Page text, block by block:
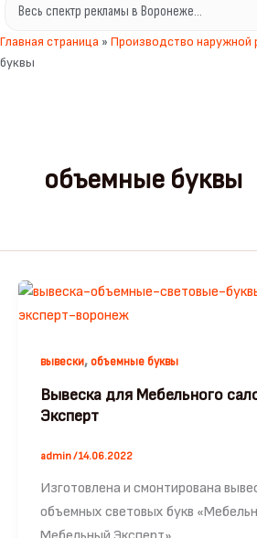
Главная страница » Производство наружной
буквы
объемные буквы
вывески, объемные буквы
Вывеска для Мебельного
Эксперт
admin/14.06.2022
Изготовлена и смонтирована
объемных световых букв